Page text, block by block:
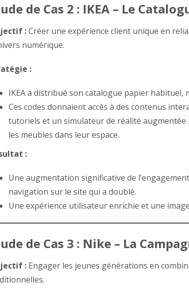
de Cas 2 : IKEA – Le
:Créer une expérience client unique en
numérique.
:
IKEA a distribué son catalogue papier habituel,
Ces codes donnaient accès à des contenus
tutoriels et un simulateur de réalité
les meubles dans leur espace.
:
Une augmentation significative de
navigation sur le site qui a doublé.
Une expérience utilisateur enrichie et une
de Cas 3 : Nike – La
: Engager les jeunes générations en